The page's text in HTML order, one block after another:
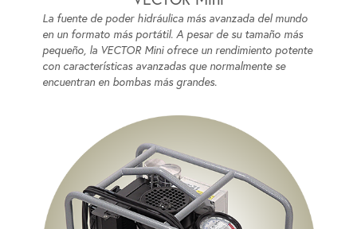
La fuente de poder hidráulica más avanzada del mundo
en un formato más portátil. A pesar de su tamaño más
pequeño, la VECTOR Mini ofrece un rendimiento potente
con características avanzadas que normalmente se
encuentran en bombas más grandes.